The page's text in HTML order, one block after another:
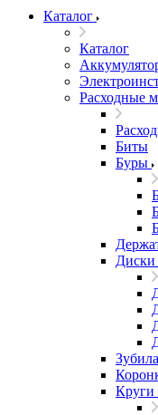
Каталог
Каталог
Расходные
Биты
Буры
Зубила